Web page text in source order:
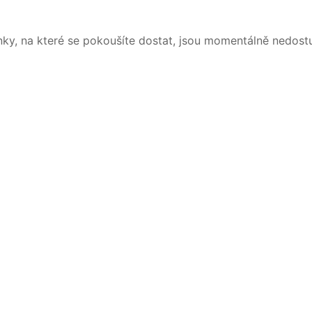
na které se pokoušíte dostat, jsou momentálně